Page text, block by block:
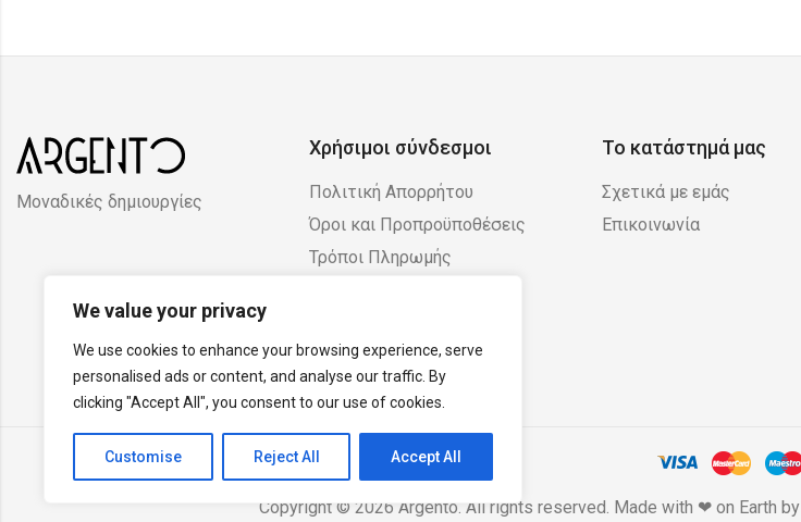
We value your privacy
We use cookies to enhance your browsing experience, serve
personalised ads or content, and analyse our traffic. By
clicking "Accept All", you consent to our use of cookies.
Customise Reject All Accept All
Μοναδικές δημιουργίες
Χρήσιμοι σύνδεσμοι
Πολιτική Απορρήτου
Όροι και Προπροϋποθέσεις
Τρόποι Πληρωμής
Το κατάστημά μας
Σχετικά με εμάς
Επικοινωνία
Copyright © 2026 Argento. All rights reserved. Made with ❤ on Earth by